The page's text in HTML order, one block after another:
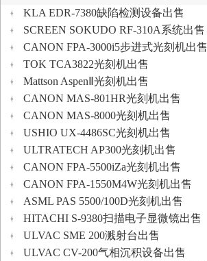
KLA EDR-7380缺陷检测设备出售
SCREEN SOKUDO RF-310A系统出售
CANON FPA-3000i5步进式光刻机出售
TOK TCA3822光刻机出售
Mattson AspenⅡ光刻机出售
CANON MAS-801HR光刻机出售
CANON MAS-8000光刻机出售
USHIO UX-4486SC光刻机出售
ULTRATECH AP300光刻机出售
CANON FPA-5500iZa光刻机出售
CANON FPA-1550M4W光刻机出售
ASML PAS 5500/100D光刻机出售
HITACHI S-9380扫描电子显微镜出售
ULVAC SME 200溅射台出售
ULVAC CV-200气相沉积设备出售